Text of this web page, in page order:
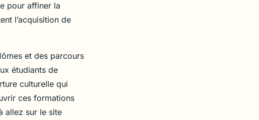
pour affiner la
l’acquisition de
et des parcours
étudiants de
culturelle qui
ces formations
allez sur le site